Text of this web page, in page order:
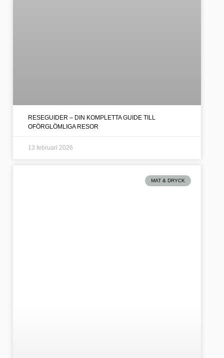
RESEGUIDER – DIN KOMPLETTA GUIDE TILL
OFÖRGLÖMLIGA RESOR
13 februari 2026
MAT & DRYCK